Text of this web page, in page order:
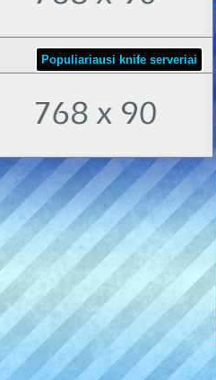
Populiariausi knife serveriai